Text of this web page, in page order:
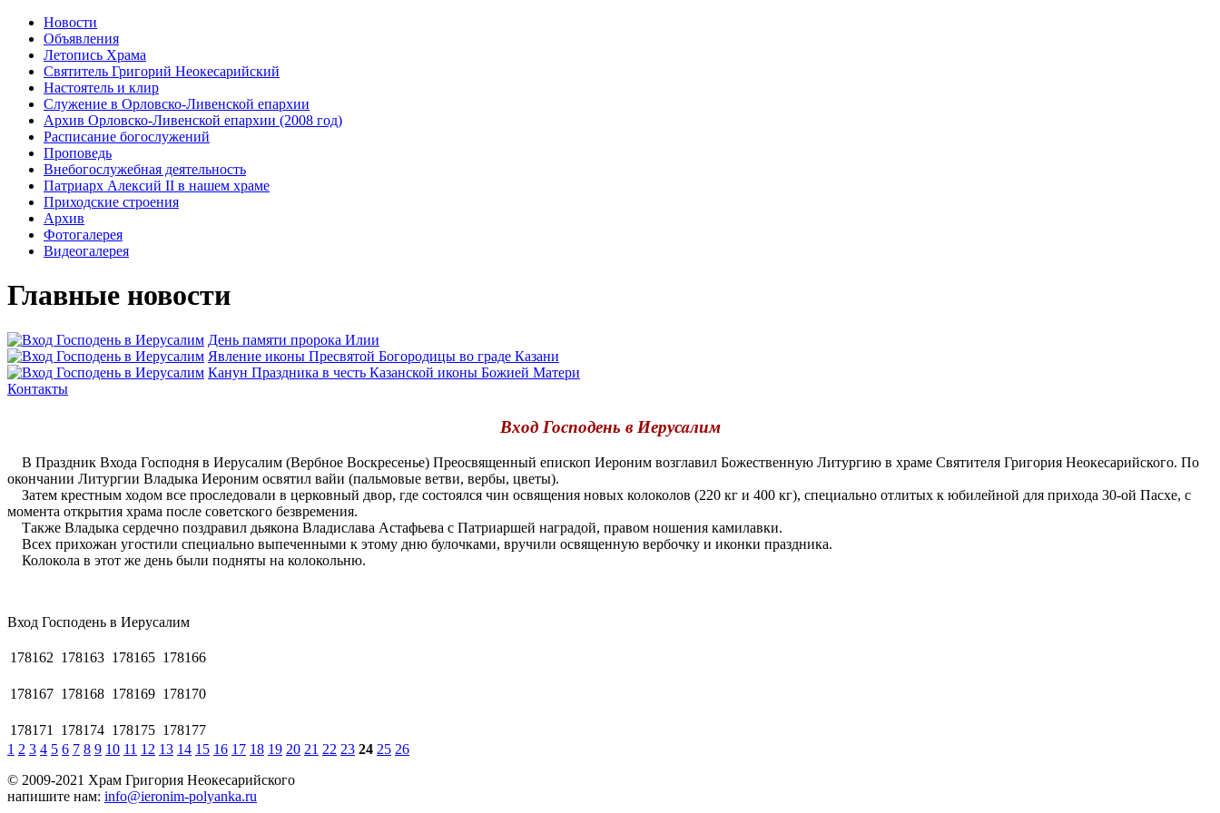
Новости
Объявления
Летопись Храма
Святитель Григорий Неокесарийский
Настоятель и клир
Служение в Орловско-Ливенской епархии
Архив Орловско-Ливенской епархии (2008 год)
Расписание богослужений
Проповедь
Внебогослужебная деятельность
Патриарх Алексий II в нашем храме
Приходские строения
Архив
Фотогалерея
Видеогалерея
Главные новости
День памяти пророка Илии
Явлeние иконы Пресвятой Богородицы во граде Казани
Канун Праздника в честь Казанской иконы Божией Матери
Контакты
Вход Господень в Иерусaлим
В Праздник Входа Господня в Иерусалим (Вербное Воскресенье) Преосвященный епископ Иероним возглавил Божественную Литургию в храме Святителя Григория Неокесарийского. По
окончании Литургии Владыка Иероним освятил вайи (пальмовые ветви, вербы, цветы).
Затем крестным ходом все проследовали в церковный двор, где состоялся чин освящения новых колоколов (220 кг и 400 кг), специально отлитых к юбилейной для прихода 30-ой Пасхе, с
момента открытия храма после советского безвремения.
Также Владыка сердечно поздравил дьякона Владислава Астафьева с Патриаршей наградой, правом ношения камилавки.
Всех прихожан угостили специально выпеченными к этому дню булочками, вручили освященную вербочку и иконки праздника.
Колокола в этот же день были подняты на колокольню.
Вход Господень в Иерусaлим
178162 178163 178165 178166
178167 178168 178169 178170
178171 178174 178175 178177
1 2 3 4 5 6 7 8 9 10 11 12 13 14 15 16 17 18 19 20 21 22 23 24 25 26
© 2009-2021 Храм Григория Неокесарийского
напишите нам: info@ieronim-polyanka.ru